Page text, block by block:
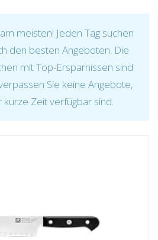
meisten! Jeden Tag suchen
den besten Angeboten. Die
mit Top-Ersparnissen sind
Sie keine Angebote,
Zeit verfügbar sind.